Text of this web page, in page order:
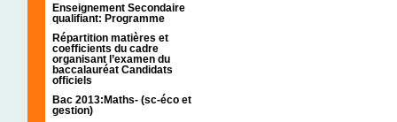
Enseignement Secondaire
qualifiant: Programme
Répartition matières et
coefficients du cadre
organisant l’examen du
baccalauréat Candidats
officiels
Bac 2013:Maths- (sc-éco et
gestion)